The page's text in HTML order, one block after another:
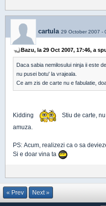
cartula 29 October 2007 -
Bazu, la 29 Oct 2007, 17:46, a
Daca sabia nemilosului ninja ii este
nu pusei botu' la vrajeala.
Ce am zis de carte nu e fabulatie,
Kidding
Stiu de carte,
amuza.
PS: Acum, realizezi ca o sa
Si e doar vina ta
« Prev Next »